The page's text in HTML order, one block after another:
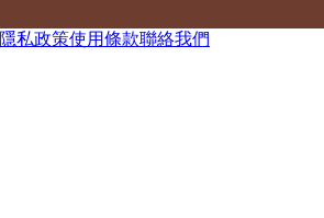
隱私政策使用條款聯絡我們